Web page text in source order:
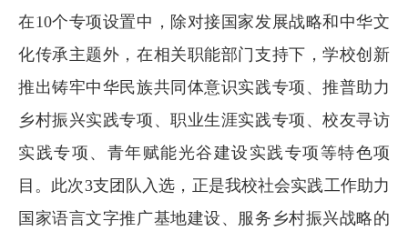
在10个专项设置中，除对接国家发展战略和中华文
化传承主题外，在相关职能部门支持下，学校创新
推出铸牢中华民族共同体意识实践专项、推普助力
乡村振兴实践专项、职业生涯实践专项、校友寻访
实践专项、青年赋能光谷建设实践专项等特色项
目。此次3支团队入选，正是我校社会实践工作助力
国家语言文字推广基地建设、服务乡村振兴战略的